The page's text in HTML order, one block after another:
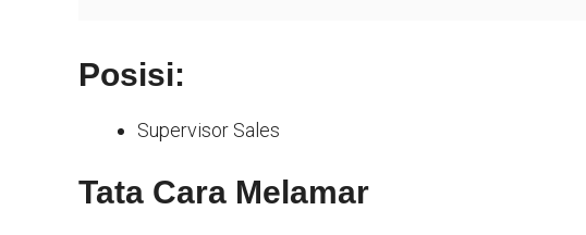
Posisi:
Supervisor Sales
Tata Cara Melamar